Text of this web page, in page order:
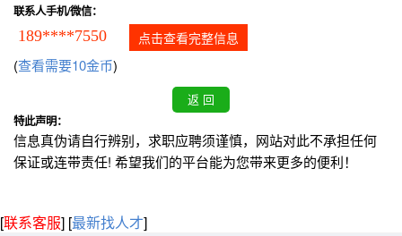
联系人手机/微信：
189****7550 点击查看完整信息
(查看需要10金币)
特此声明：
信息真伪请自行辨别，求职应聘须谨慎，网站对此不承担任何
保证或连带责任! 希望我们的平台能为您带来更多的便利！
[联系客服] [最新找人才]